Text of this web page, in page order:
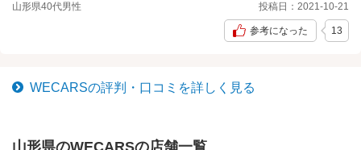
山形県40代男性 投稿日： 2021-10-21
参考になった 13
WECARSの評判・口コミを詳しく見る